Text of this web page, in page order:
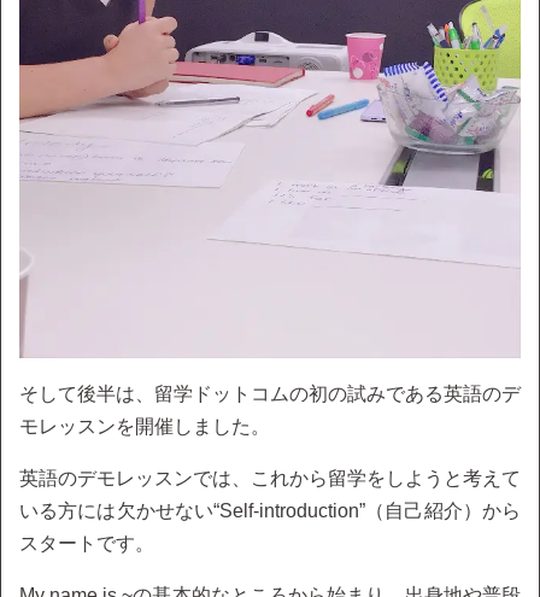
そして後半は、留学ドットコムの初の試みである英語のデ
モレッスンを開催しました。
英語のデモレッスンでは、これから留学をしようと考えて
いる方には欠かせない“Self-introduction”（自己紹介）から
スタートです。